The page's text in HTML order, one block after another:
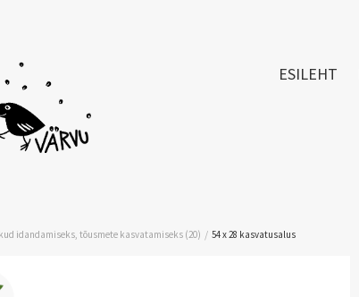
ESILEHT
idandamiseks, tõusmete kasvatamiseks (20) / 54 x 28 kasvatusalus